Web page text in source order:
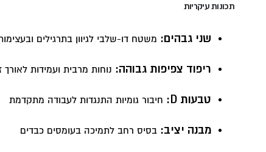
תכונות עיקריות
שני גבהים: משטח דו-שלבי לגיוון בתרגילים
ריפוד צפיפות גבוהה: נוחות מרבית ועמידות לאורך
טבעות D: חיבור גומיות התנגדות לעבודה מתקדמת
מבנה יציב: בסיס רחב לתמיכה בעומסים כבדים